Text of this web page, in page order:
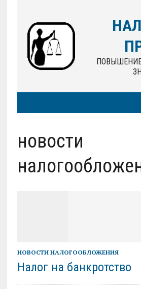
новости
НОВОСТИ НАЛОГООБЛОЖЕНИЯ
Налог на банкротство